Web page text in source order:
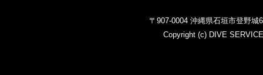
〒907-0004 沖縄県石垣市登野城
Copyright (c) DIVE